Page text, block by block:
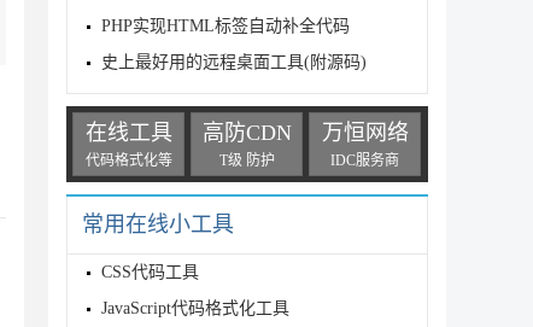
PHP实现HTML标签自动补全代码
史上最好用的远程桌面工具(附源码)
在线工具
代码格式化等
高防CDN
T级 防护
万恒网络
IDC服务商
常用在线小工具
CSS代码工具
JavaScript代码格式化工具